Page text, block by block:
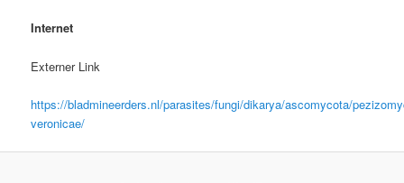
Internet
Externer Link
https://bladmineerders.nl/parasites/fungi/dikarya/ascomycota/
veronicae/